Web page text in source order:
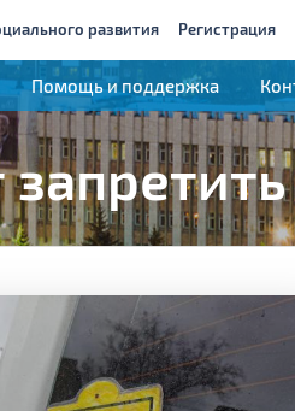
развития Регистрация
Помощь и поддержка